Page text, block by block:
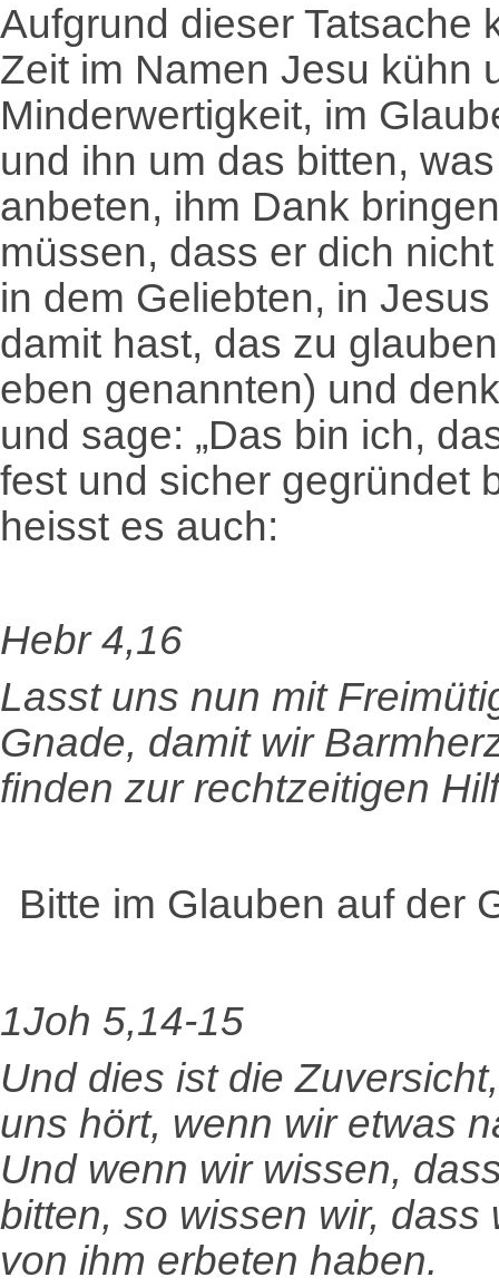
Aufgrund dieser Tatsache
Zeit im Namen Jesu kühn
Minderwertigkeit, im
und ihn um das bitten,
anbeten, ihm Dank
müssen, dass er dich
in dem Geliebten, in
damit hast, das zu
eben genannten) und
und sage: „Das bin ich,
fest und sicher gegründet
heisst es auch:
Hebr 4,16
Lasst uns nun mit
Gnade, damit wir
finden zur rechtzeitigen
Bitte im Glauben auf der
1Joh 5,14-15
Und dies ist die
uns hört, wenn wir etwas
Und wenn wir wissen,
bitten, so wissen wir,
von ihm erbeten haben.